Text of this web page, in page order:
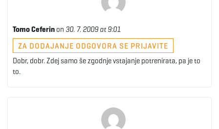
Tomo Ceferin on 30. 7. 2009 at 9:01
ZA DODAJANJE ODGOVORA SE PRIJAVITE
Dobr, dobr. Zdej samo še zgodnje vstajanje potrenirata, pa je to
to.